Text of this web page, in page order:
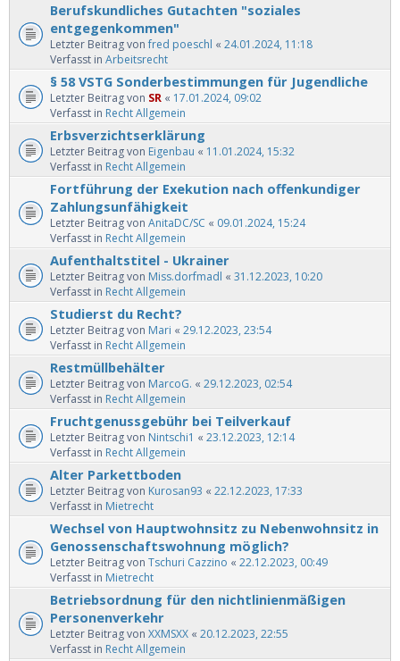
Berufskundliches Gutachten "soziales
entgegenkommen"
Letzter Beitrag vonfred poeschl « 24.01.2024, 11:18
Verfasst in Arbeitsrecht
§ 58 VSTG Sonderbestimmungen für Jugendliche
Letzter Beitrag von SR « 17.01.2024, 09:02
Verfasst in Recht Allgemein
Erbsverzichtserklärung
Letzter Beitrag von Eigenbau « 11.01.2024, 15:32
Verfasst in Recht Allgemein
Fortführung der Exekution nach offenkundiger
Zahlungsunfähigkeit
Letzter Beitrag von AnitaDC/SC « 09.01.2024, 15:24
Verfasst in Recht Allgemein
Aufenthaltstitel - Ukrainer
Letzter Beitrag von Miss.dorfmadl « 31.12.2023, 10:20
Verfasst in Recht Allgemein
Studierst du Recht?
Letzter Beitrag von Mari « 29.12.2023, 23:54
Verfasst in Recht Allgemein
Restmüllbehälter
Letzter Beitrag von MarcoG. « 29.12.2023, 02:54
Verfasst in Recht Allgemein
Fruchtgenussgebühr bei Teilverkauf
Letzter Beitrag von Nintschi1 « 23.12.2023, 12:14
Verfasst in Recht Allgemein
Alter Parkettboden
Letzter Beitrag von Kurosan93 « 22.12.2023, 17:33
Verfasst in Mietrecht
Wechsel von Hauptwohnsitz zu Nebenwohnsitz in
Genossenschaftswohnung möglich?
Letzter Beitrag von Tschuri Cazzino « 22.12.2023, 00:49
Verfasst in Mietrecht
Betriebsordnung für den nichtlinienmäßigen
Personenverkehr
Letzter Beitrag von XXMSXX « 20.12.2023, 22:55
Verfasst in Recht Allgemein